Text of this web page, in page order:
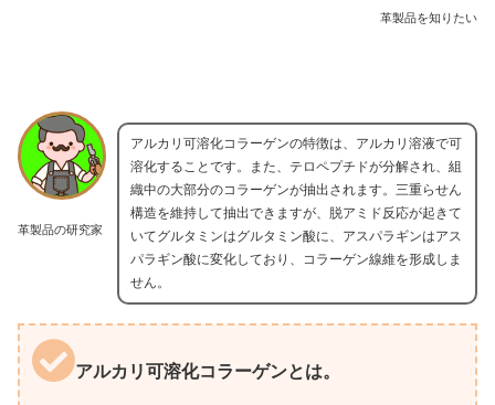
革製品を知りたい
革製品の研究家
アルカリ可溶化コラーゲンの特徴は、アルカリ溶液で可
溶化することです。また、テロペプチドが分解され、組
織中の大部分のコラーゲンが抽出されます。三重らせん
構造を維持して抽出できますが、脱アミド反応が起きて
いてグルタミンはグルタミン酸に、アスパラギンはアス
パラギン酸に変化しており、コラーゲン線維を形成しま
せん。
アルカリ可溶化コラーゲンとは。